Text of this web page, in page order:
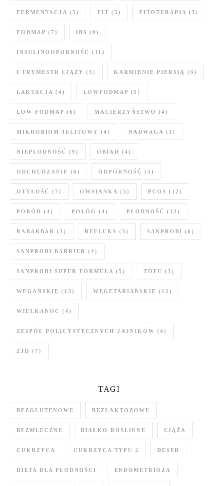
FERMENTACJA (5) FIT (5) FITOTERAPIA (3)
FODMAP (7) IBS (9)
INSULINOOPORNOŚĆ (11)
I TRYMESTR CIĄŻY (3) KARMIENIE PIERSIĄ (6)
LAKTACJA (4) LOWFODMAP (5)
LOW FODMAP (6) MACIERZYŃSTWO (4)
MIKROBIOM JELITOWY (4) NADWAGA (3)
NIEPŁODNOŚĆ (9) OBIAD (4)
ODCHUDZANIE (6) ODPORNOŚĆ (3)
OTYŁOŚĆ (7) OWSIANKA (5) PCOS (12)
PORÓD (4) POŁÓG (4) PŁODNOŚĆ (12)
RABARBAR (3) REFLUKS (3) SANPROBI (6)
SANPROBI BARRIER (4)
SANPROBI SUPER FORMUŁA (5) TOFU (3)
WEGAŃSKIE (13) WEGETARIAŃSKIE (12)
WIELKANOC (4)
ZESPÓŁ POLICYSTYCZNYCH JAJNIKÓW (4)
ZJD (7)
TAGI
BEZGLUTENOWE BEZLAKTOZOWE
BEZMLECZNE BIAŁKO ROŚLINNE CIĄŻA
CUKRZYCA CUKRZYCA TYPU 2 DESER
DIETA DLA PŁODNOŚCI ENDOMETRIOZA